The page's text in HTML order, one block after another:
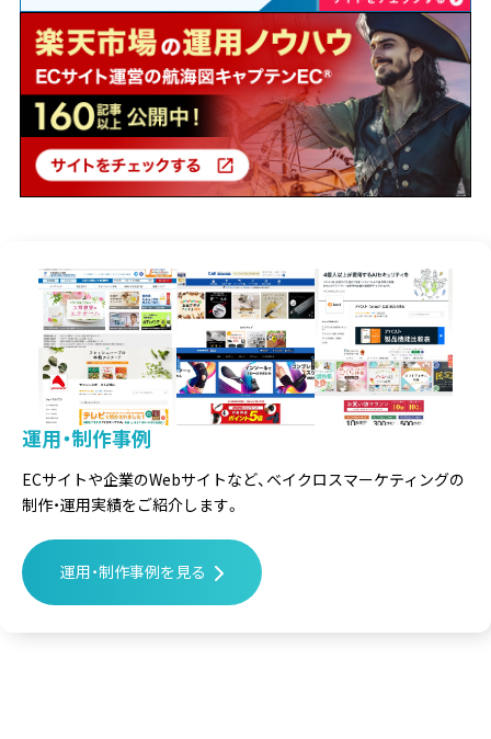
運用・制作事例
ECサイトや企業のWebサイトなど、 ベイクロスマーケティングの
制作・運用実績をご紹介します。
運用・制作事例を見る